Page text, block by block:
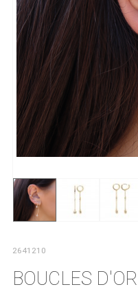
2641210
BOUCLES